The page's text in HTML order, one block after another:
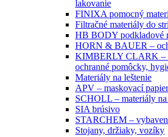
lakovanie
FINIXA pomocný
Filtračné materiály do
HB BODY podkladové
HORN & BAUER –
KIMBERLY CLARK –
ochranné pomôcky,
Materiály na leštenie
APV – maskovací papier
SCHOLL – materiály na
SIA brúsivo
STARCHEM –
Stojany, držiaky, vozíky